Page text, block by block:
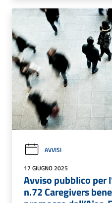
AVVISI
17 GIUGNO 2025
Avviso pubblico per
n.72 Caregivers